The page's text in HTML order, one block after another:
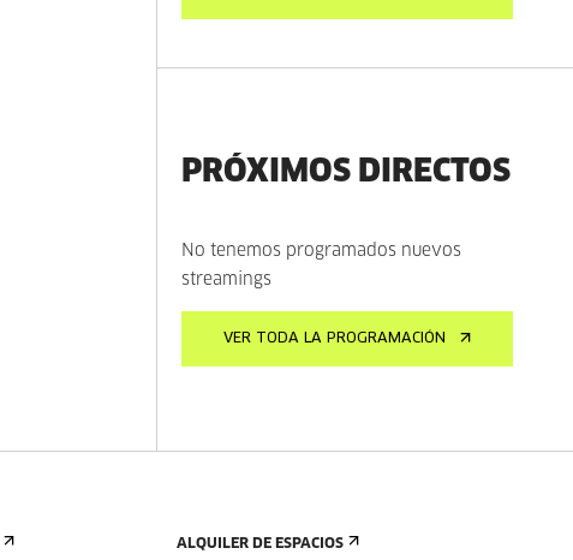
PRÓXIMOS DIRECTOS
No tenemos programados nuevos
streamings
VER TODA LA PROGRAMACIÓN
ALQUILER DE ESPACIOS